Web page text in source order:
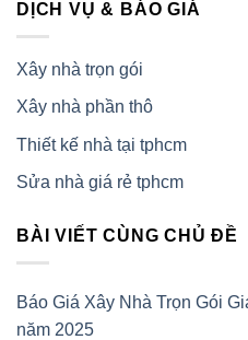
DỊCH VỤ & BÁO GIÁ
Xây nhà trọn gói
Xây nhà phần thô
Thiết kế nhà tại tphcm
Sửa nhà giá rẻ tphcm
BÀI VIẾT CÙNG CHỦ ĐỀ
Báo Giá Xây Nhà Trọn Gói
năm 2025